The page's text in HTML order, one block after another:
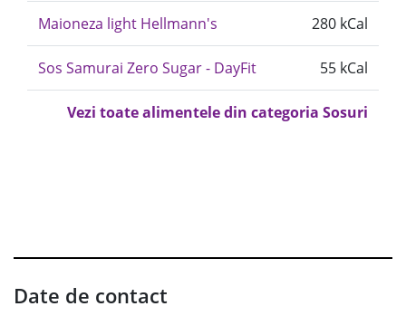
Maioneza light Hellmann's 280 kCal
Sos Samurai Zero Sugar - DayFit 55 kCal
Vezi toate alimentele din categoria Sosuri
Date de contact